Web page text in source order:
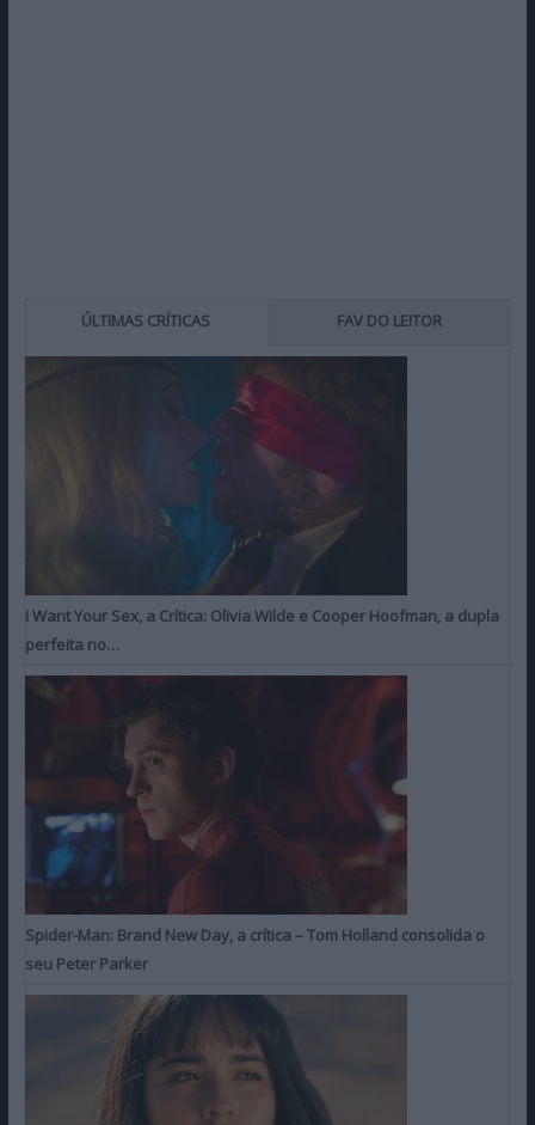
ÚLTIMAS CRÍTICAS FAV DO LEITOR
I Want Your Sex, a Crítica: Olivia Wilde e Cooper Hoofman, a dupla
perfeita no…
Spider-Man: Brand New Day, a crítica – Tom Holland consolida o
seu Peter Parker